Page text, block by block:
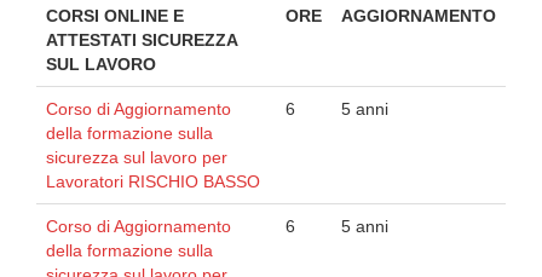
CORSI ONLINE E
ATTESTATI SICUREZZA
SUL LAVORO
ORE AGGIORNAMENTO
Corso di Aggiornamento
della formazione sulla
sicurezza sul lavoro per
Lavoratori RISCHIO BASSO
6 5 anni
Corso di Aggiornamento
della formazione sulla
6 5 anni